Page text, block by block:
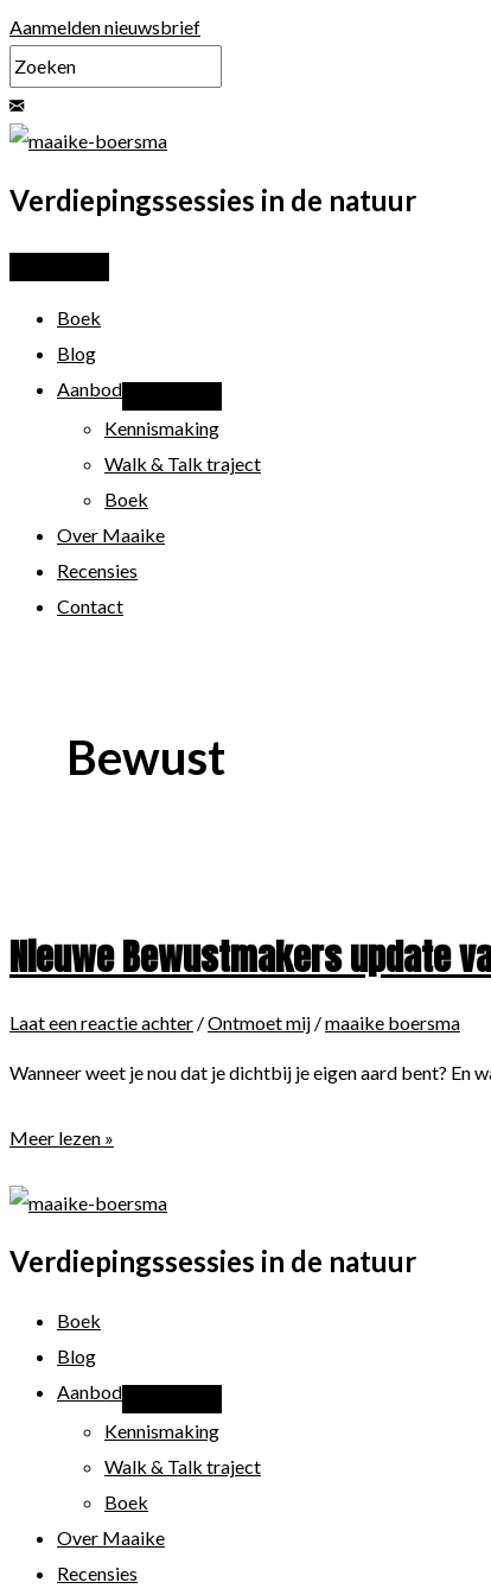
Ga
naar
de
inhoud
Aanmelden nieuwsbrief
Verdiepingssessies in de natuur
Boek
Blog
Aanbod
Kennismaking
Walk & Talk traject
Boek
Over Maaike
Recensies
Contact
Bewust
Nieuwe Bewustmakers update
Laat een reactie achter /Ontmoet mij /maaike boersma
Wanneer weet je nou dat je dichtbij je eigen aard bent? En
Nieuwe
update
mei.
vinden
Meer lezen »
Verdiepingssessies in de natuur
Boek
Blog
Aanbod
Kennismaking
Walk & Talk traject
Boek
Over Maaike
Recensies